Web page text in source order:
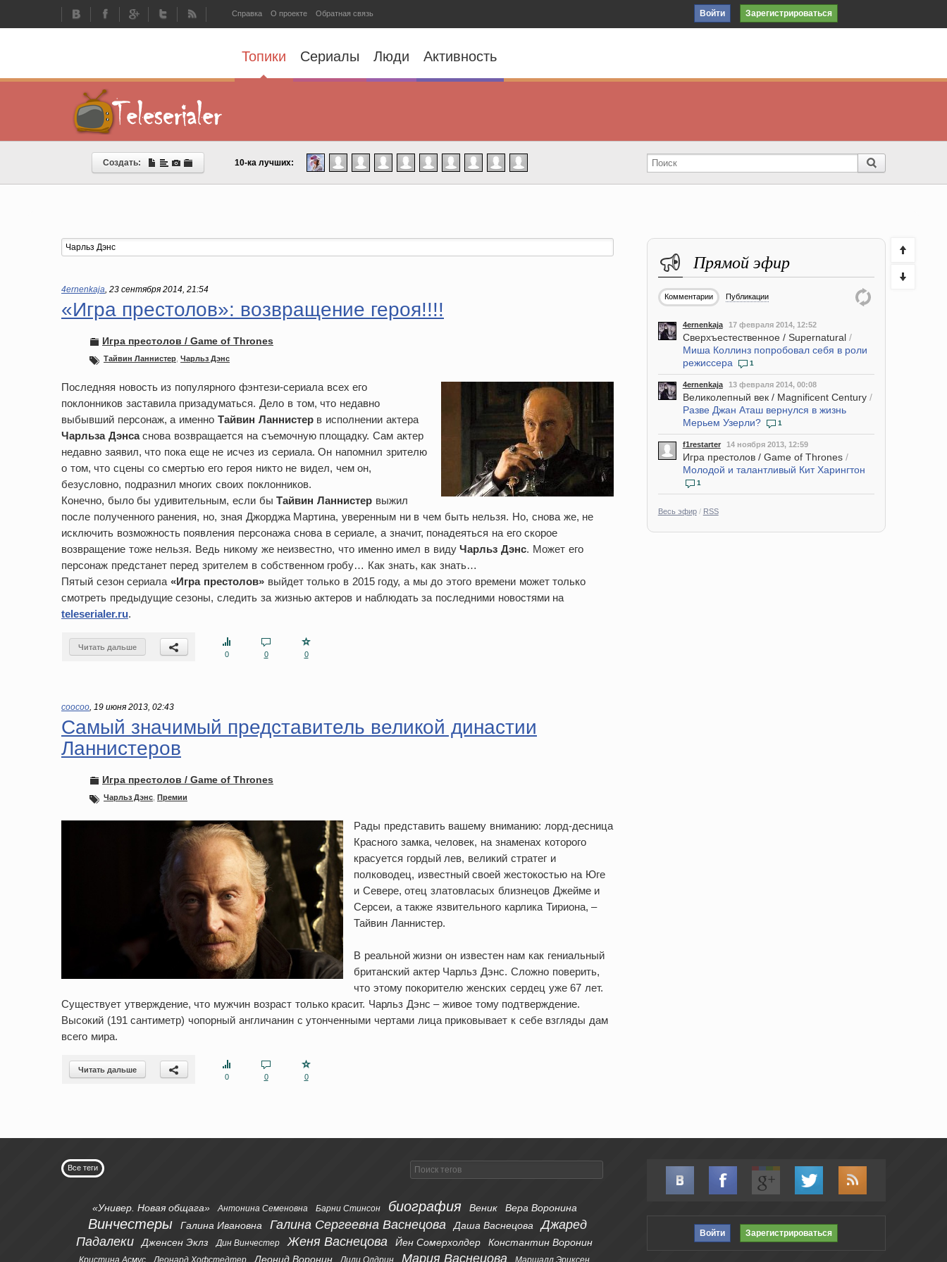
Справка О проекте Обратная связь Войти Зарегистрироваться
Топики Сериалы Люди Активность
Создать: 10-ка лучших:
Прямой эфир
Комментарии Публикации
4ernenkaja 17 февраля 2014, 12:52
Сверхъестественное / Supernatural/
Миша Коллинз попробовал себя в роли
режиссера
1
4ernenkaja 13 февраля 2014, 00:08
Великолепный век / Magnificent Century/
Разве Джан Аташ вернулся в жизнь
Мерьем Узерли?
1
f1restarter 14 ноября 2013, 12:59
Игра престолов / Game of Thrones/
Молодой и талантливый Кит Харингтон
1
Весь эфир/ RSS
4ernenkaja, 23 сентября 2014, 21:54
«Игра престолов»: возвращение героя!!!!
Игра престолов / Game of Thrones
Тайвин Ланнистер Чарльз Дэнс
Последняя новость из популярного фэнтези-сериала всех его
поклонников заставила призадуматься. Дело в том, что недавно
выбывший персонаж, а именно Тайвин Ланнистерв исполнении актера
Чарльза Дэнсаснова возвращается на съемочную площадку. Сам актер
недавно заявил, что пока еще не исчез из сериала. Он напомнил зрителю
о том, что сцены со смертью его героя никто не видел, чем он,
безусловно, подразнил многих своих поклонников.
Конечно, было бы удивительным, если быТайвин Ланнистервыжил
после полученного ранения, но, зная Джорджа Мартина, уверенным ни в чем быть нельзя. Но, снова же, не
исключить возможность появления персонажа снова в сериале, а значит, понадеяться на его скорое
возвращение тоже нельзя. Ведь никому же неизвестно, что именно имел в видуЧарльз Дэнс. Может его
персонаж предстанет перед зрителем в собственном гробу… Как знать, как знать…
Пятый сезон сериала«Игра престолов»выйдет только в 2015 году, а мы до этого времени может только
смотреть предыдущие сезоны, следить за жизнью актеров и наблюдать за последними новостями на
teleserialer.ru.
Читать дальше
0
0 0
coocoo, 19 июня 2013, 02:43
Самый значимый представитель великой династии
Ланнистеров
Игра престолов / Game of Thrones
Чарльз Дэнс Премии
Рады представить вашему вниманию: лорд-десница
Красного замка, человек, на знаменах которого
красуется гордый лев, великий стратег и
полководец, известный своей жестокостью на Юге
и Севере, отец златовласых близнецов Джейме и
Серсеи, а также язвительного карлика Тириона, –
Тайвин Ланнистер.
В реальной жизни он известен нам как гениальный
британский актер Чарльз Дэнс. Сложно поверить,
что этому покорителю женских сердец уже 67 лет.
Существует утверждение, что мужчин возраст только красит. Чарльз Дэнс – живое тому подтверждение.
Высокий (191 сантиметр) чопорный англичанин с утонченными чертами лица приковывает к себе взгляды дам
всего мира.
Читать дальше
0
0 0
Войти Зарегистрироваться
Все теги
«Универ. Новая общага» Антонина Семеновна Барни Стинсон биография Веник Вера Воронина
Винчестеры Галина Ивановна Галина Сергеевна Васнецова Даша Васнецова
Джаред
Падалеки
Дженсен Эклз Дин Винчестер Женя Васнецова Йен Сомерхолдер Константин Воронин
Кристина Асмус Леонард Хофстедтер Леонид Воронин Лили Олдрин Мария Васнецова Маршалл Эриксен